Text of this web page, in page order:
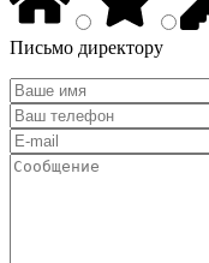
Письмо директору